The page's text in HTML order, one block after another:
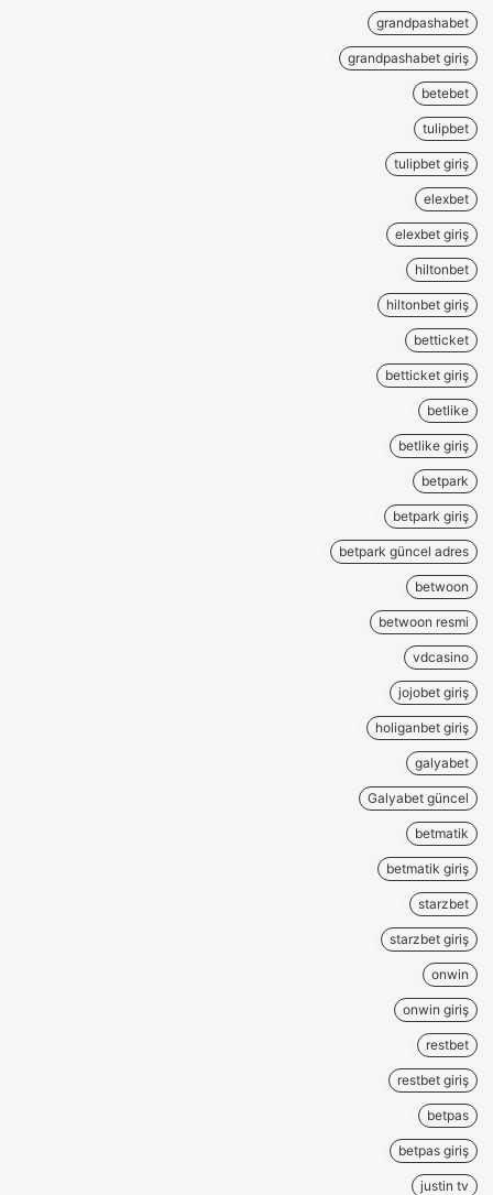
grandpashabet
grandpashabet giriş
betebet
tulipbet
tulipbet giriş
elexbet
elexbet giriş
hiltonbet
hiltonbet giriş
betticket
betticket giriş
betlike
betlike giriş
betpark
betpark giriş
betpark güncel adres
betwoon
betwoon resmi
vdcasino
jojobet giriş
holiganbet giriş
galyabet
Galyabet güncel
betmatik
betmatik giriş
starzbet
starzbet giriş
onwin
onwin giriş
restbet
restbet giriş
betpas
betpas giriş
justin tv